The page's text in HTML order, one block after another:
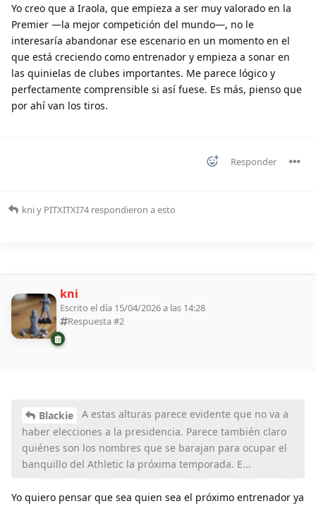
Yo creo que a Iraola, que empieza a ser muy valorado en la
Premier —la mejor competición del mundo—, no le
interesaría abandonar ese escenario en un momento en el
que está creciendo como entrenador y empieza a sonar en
las quinielas de clubes importantes. Me parece lógico y
perfectamente comprensible si así fuese. Es más, pienso que
por ahí van los tiros.
Responder
kniy PITXITXI74 respondieron a esto
kni
Escrito el día 15/04/2026 a las 14:28
Respuesta #2
Blackie
A estas alturas parece evidente que no va a
haber elecciones a la presidencia. Parece también claro
quiénes son los nombres que se barajan para ocupar el
banquillo del Athletic la próxima temporada. E...
Yo quiero pensar que sea quien sea el próximo entrenador ya